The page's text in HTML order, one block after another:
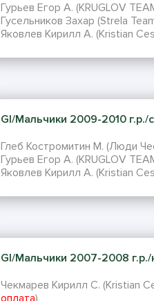
Гурьев Егор А. (KRUGLOV
Гусельников Захар (Strela
Яковлев Кирилл А. (Kristian
GI/Мальчики 2009-2010 г.р./
Глеб Костромитин М. (Люди
Гурьев Егор А. (KRUGLOV
Яковлев Кирилл А. (Kristian
GI/Мальчики 2007-2008 г.р./
Чекмарев Кирилл С. (Kristian
оплата)